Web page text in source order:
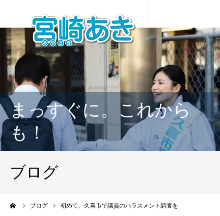
まっすぐに。これから
も！
ブログ
ブログ 初めて、久喜市で議員のハラスメント調査を